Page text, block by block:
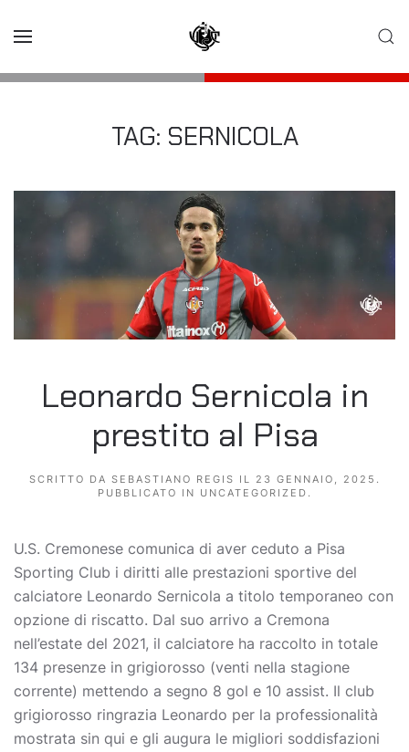
TAG: SERNICOLA
Leonardo Sernicola in
prestito al Pisa
SCRITTO DA SEBASTIANO REGIS IL 23 GENNAIO, 2025 .
PUBBLICATO IN UNCATEGORIZED .
U.S. Cremonese comunica di aver ceduto a Pisa
Sporting Club i diritti alle prestazioni sportive del
calciatore Leonardo Sernicola a titolo temporaneo con
opzione di riscatto. Dal suo arrivo a Cremona
nell’estate del 2021, il calciatore ha raccolto in totale
134 presenze in grigiorosso (venti nella stagione
corrente) mettendo a segno 8 gol e 10 assist. Il club
grigiorosso ringrazia Leonardo per la professionalità
mostrata sin qui e gli augura le migliori soddisfazioni